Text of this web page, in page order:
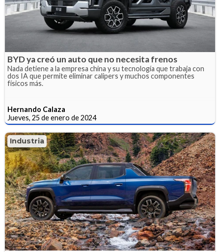
BYD ya creó un auto que no necesita frenos
Nada detiene a la empresa china y su tecnología que trabaja con
dos IA que permite eliminar calipers y muchos componentes
físicos más.
Hernando Calaza
Jueves, 25 de enero de 2024
Industria